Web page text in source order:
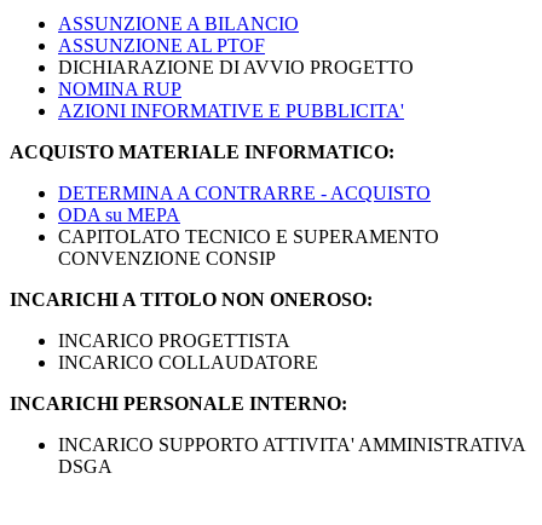
ASSUNZIONE A BILANCIO
ASSUNZIONE AL PTOF
DICHIARAZIONE DI AVVIO PROGETTO
NOMINA RUP
AZIONI INFORMATIVE E PUBBLICITA'
ACQUISTO MATERIALE INFORMATICO:
DETERMINA A CONTRARRE - ACQUISTO
ODA su MEPA
CAPITOLATO TECNICO E SUPERAMENTO
CONVENZIONE CONSIP
INCARICHI A TITOLO NON ONEROSO:
INCARICO PROGETTISTA
INCARICO COLLAUDATORE
INCARICHI PERSONALE INTERNO:
INCARICO SUPPORTO ATTIVITA' AMMINISTRATIVA
DSGA